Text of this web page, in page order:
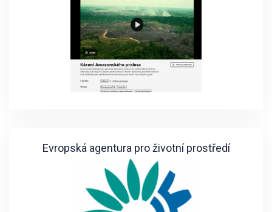
Evropská agentura pro životní prostředí